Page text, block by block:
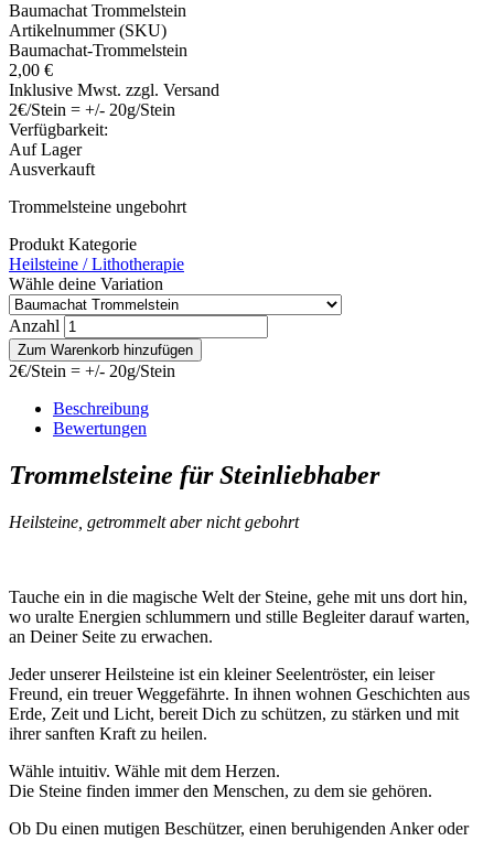
Baumachat Trommelstein
Artikelnummer (SKU)
Baumachat-Trommelstein
2,00 €
Inklusive Mwst. zzgl. Versand
2€/Stein = +/- 20g/Stein
Verfügbarkeit:
Auf Lager
Ausverkauft
Trommelsteine ungebohrt
Produkt Kategorie
Heilsteine / Lithotherapie
Wähle deine Variation
Anzahl
2€/Stein = +/- 20g/Stein
Beschreibung
Bewertungen
Trommelsteine für Steinliebhaber
Heilsteine, getrommelt aber nicht gebohrt
Tauche ein in die magische Welt der Steine, gehe mit uns dort hin,
wo uralte Energien schlummern und stille Begleiter darauf warten,
an Deiner Seite zu erwachen.
Jeder unserer Heilsteine ist ein kleiner Seelentröster, ein leiser
Freund, ein treuer Weggefährte. In ihnen wohnen Geschichten aus
Erde, Zeit und Licht, bereit Dich zu schützen, zu stärken und mit
ihrer sanften Kraft zu heilen.
Wähle intuitiv. Wähle mit dem Herzen.
Die Steine finden immer den Menschen, zu dem sie gehören.
Ob Du einen mutigen Beschützer, einen beruhigenden Anker oder